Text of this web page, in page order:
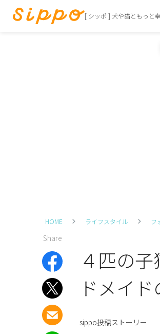
[ シッポ ] 犬や猫ともっと
HOME ライフスタイル フ
Share
４匹の
ドメイ
sippo投稿ストーリー